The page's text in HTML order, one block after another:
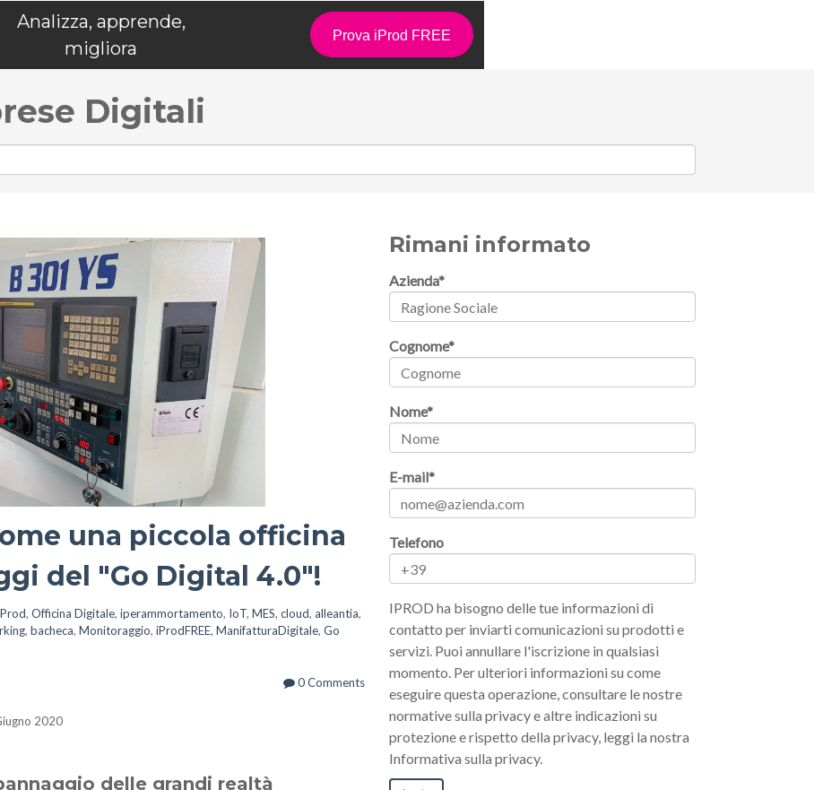
Analizza, apprende,
migliora
Prova iProd FREE
Digitali
una piccola officina
del "Go Digital 4.0"!
, Officina Digitale, iperammortamento, IoT, MES, cloud, alleantia,
, bacheca, Monitoraggio, iProdFREE, ManifatturaDigitale, Go
0 Comments
2020
delle grandi realtà
Rimani informato
Azienda*
Cognome*
Nome*
E-mail*
Telefono
IPROD ha bisogno delle tue informazioni di
contatto per inviarti comunicazioni su prodotti e
servizi. Puoi annullare l'iscrizione in qualsiasi
momento. Per ulteriori informazioni su come
eseguire questa operazione, consultare le nostre
normative sulla privacy e altre indicazioni su
protezione e rispetto della privacy, leggi la nostra
Informativa sulla privacy.